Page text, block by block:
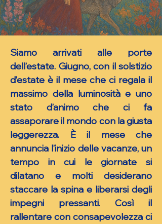
Siamo arrivati alle porte
dell’estate. Giugno, con il solstizio
d’estate è il mese che ci regala il
massimo della luminosità e uno
stato d’animo che ci fa
assaporare il mondo con la giusta
leggerezza. È il mese che
annuncia l’inizio delle vacanze, un
tempo in cui le giornate si
dilatano e molti desiderano
staccare la spina e liberarsi degli
impegni pressanti. Così il
rallentare con consapevolezza ci